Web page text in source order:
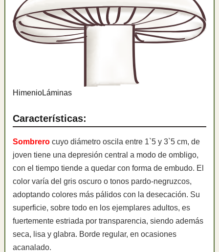
HimenioLáminas
Características:
Sombrero cuyo diámetro oscila entre 1`5 y 3`5 cm, de
joven tiene una depresión central a modo de ombligo,
con el tiempo tiende a quedar con forma de embudo. El
color varía del gris oscuro o tonos pardo-negruzcos,
adoptando colores más pálidos con la desecación. Su
superficie, sobre todo en los ejemplares adultos, es
fuertemente estriada por transparencia, siendo además
seca, lisa y glabra. Borde regular, en ocasiones
acanalado.